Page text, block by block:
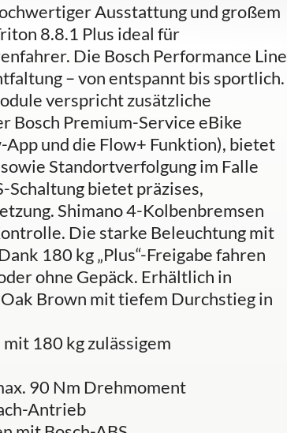
Ausstattung und großem
8.8.1 Plus ideal für
Die Bosch Performance Line
– von entspannt bis sportlich.
verspricht zusätzliche
Bosch Premium-Service eBike
und die Flow+ Funktion), bietet
Standortverfolgung im Falle
Schaltung bietet präzises,
Shimano 4-Kolbenbremsen
Die starke Beleuchtung mit
180 kg „Plus“-Freigabe fahren
ohne Gepäck. Erhältlich in
Brown mit tiefem Durchstieg in
180 kg zulässigem
90 Nm Drehmoment
Antrieb